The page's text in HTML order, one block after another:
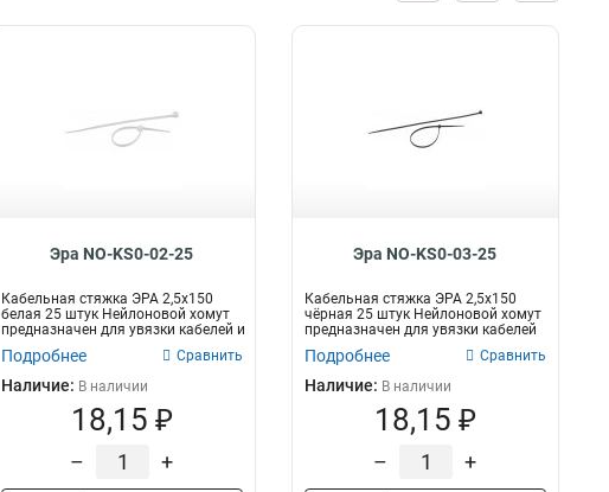
Эра NO-KS0-02-25
Кабельная стяжка ЭРА 2,5х150
белая 25 штук Нейлоновой хомут
предназначен для увязки кабелей и
Подробнее Сравнить
Наличие: В наличии
18,15 ₽
– +
Эра NO-KS0-03-25
Кабельная стяжка ЭРА 2,5х150
чёрная 25 штук Нейлоновой хомут
предназначен для увязки кабелей
Подробнее Сравнить
Наличие: В наличии
18,15 ₽
– +